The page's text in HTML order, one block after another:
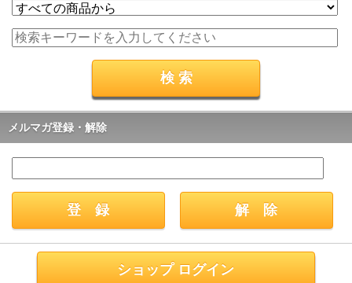
メルマガ登録・解除
ショップ ログイン